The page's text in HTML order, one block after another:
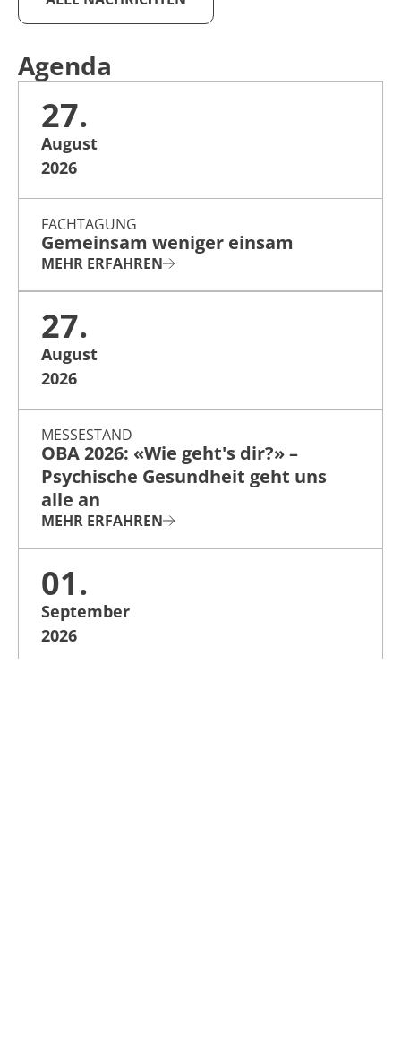
Agenda
27.
August
2026
FACHTAGUNG
Gemeinsam weniger einsam
MEHR ERFAHREN
27.
August
2026
MESSESTAND
OBA 2026: «Wie geht's dir?» –
Psychische Gesundheit geht uns
alle an
MEHR ERFAHREN
01.
September
2026